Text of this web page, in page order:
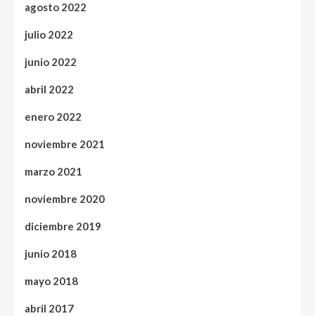
agosto 2022
julio 2022
junio 2022
abril 2022
enero 2022
noviembre 2021
marzo 2021
noviembre 2020
diciembre 2019
junio 2018
mayo 2018
abril 2017